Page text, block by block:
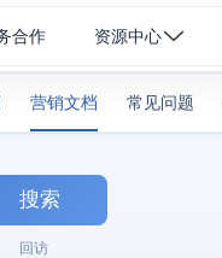
合作 资源中心
营销文档 常见问题
搜索
回访